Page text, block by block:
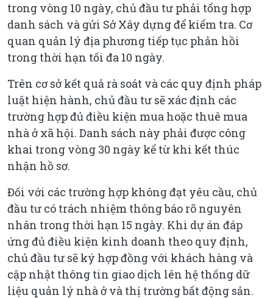
trong vòng 10 ngày, chủ đầu tư phải tổng hợp
danh sách và gửi Sở Xây dựng để kiểm tra. Cơ
quan quản lý địa phương tiếp tục phản hồi
trong thời hạn tối đa 10 ngày.
Trên cơ sở kết quả rà soát và các quy định pháp
luật hiện hành, chủ đầu tư sẽ xác định các
trường hợp đủ điều kiện mua hoặc thuê mua
nhà ở xã hội. Danh sách này phải được công
khai trong vòng 30 ngày kể từ khi kết thúc
nhận hồ sơ.
Đối với các trường hợp không đạt yêu cầu, chủ
đầu tư có trách nhiệm thông báo rõ nguyên
nhân trong thời hạn 15 ngày. Khi dự án đáp
ứng đủ điều kiện kinh doanh theo quy định,
chủ đầu tư sẽ ký hợp đồng với khách hàng và
cập nhật thông tin giao dịch lên hệ thống dữ
liệu quản lý nhà ở và thị trường bất động sản.